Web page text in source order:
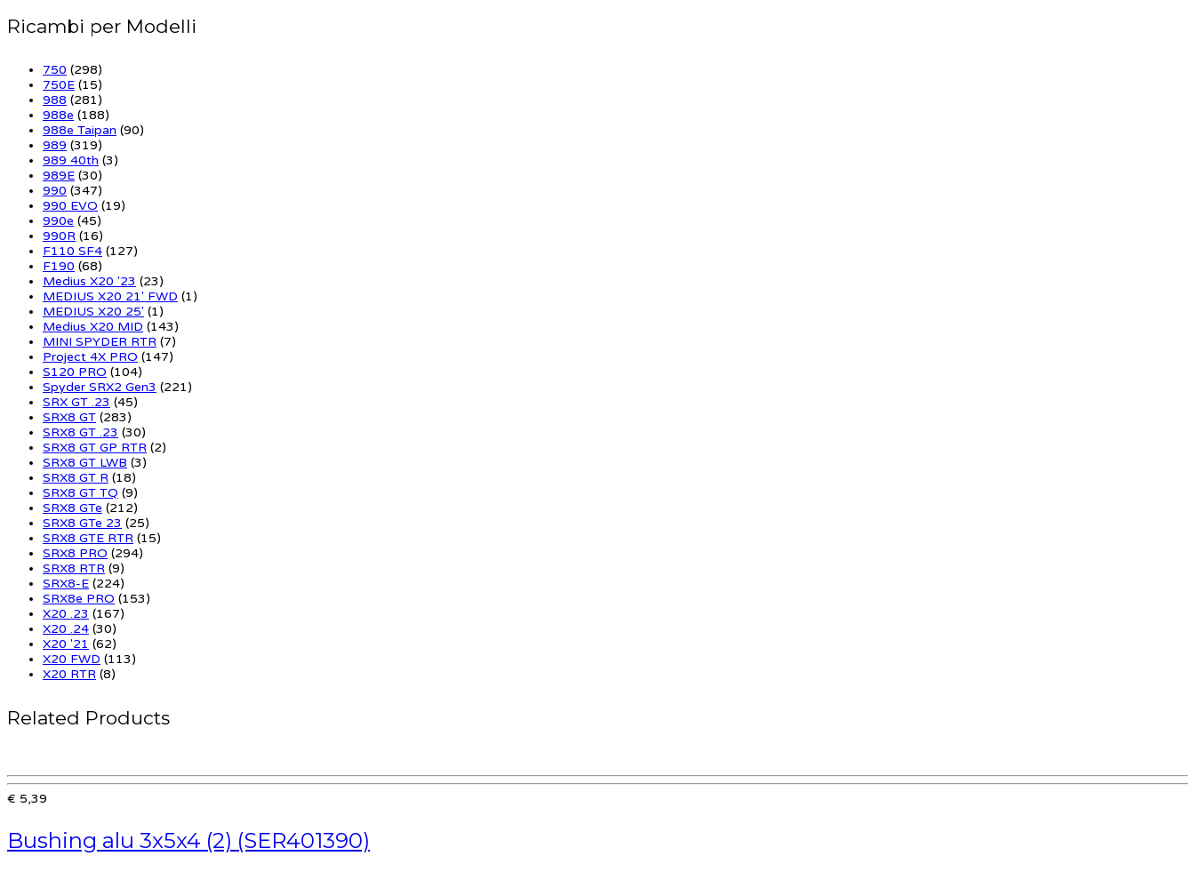
Ricambi per Modelli
750 (298)
750E (15)
988 (281)
988e (188)
988e Taipan (90)
989 (319)
989 40th (3)
989E (30)
990 (347)
990 EVO (19)
990e (45)
990R (16)
F110 SF4 (127)
F190 (68)
Medius X20 '23 (23)
MEDIUS X20 21' FWD (1)
MEDIUS X20 25' (1)
Medius X20 MID (143)
MINI SPYDER RTR (7)
Project 4X PRO (147)
S120 PRO (104)
Spyder SRX2 Gen3 (221)
SRX GT .23 (45)
SRX8 GT (283)
SRX8 GT .23 (30)
SRX8 GT GP RTR (2)
SRX8 GT LWB (3)
SRX8 GT R (18)
SRX8 GT TQ (9)
SRX8 GTe (212)
SRX8 GTe 23 (25)
SRX8 GTE RTR (15)
SRX8 PRO (294)
SRX8 RTR (9)
SRX8-E (224)
SRX8e PRO (153)
X20 .23 (167)
X20 .24 (30)
X20 '21 (62)
X20 FWD (113)
X20 RTR (8)
Related Products
€ 5,39
Bushing alu 3x5x4 (2) (SER401390)